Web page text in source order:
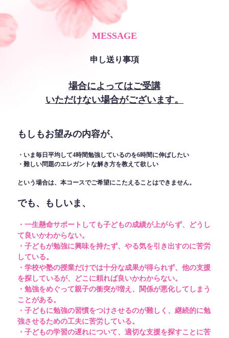
MESSAGE
申し送り事項
場合によってはご受講
いただけない場合がございます。
もしもお望みの内容が、
・いま毎日平均して4時間勉強しているのを6時間に伸ばしたい
・難しい問題のエレガントな解き方を教えて欲しい
という場合は、本コースでご希望にこたえることはできません。
でも、もしいま、
・一生懸命サポートしても子どもの成績が上がらず、どうし
て良いかわからない。
・子どもが勉強に興味を持たず、やる気を引き出すのに苦労
している。
・学校や塾の授業だけでは十分な成果が得られず、他の支援
を探しているが、どこに頼れば良いかわからない。
・勉強をめぐって親子の衝突が増え、関係が悪化してしまう
ことがある。
・子どもに勉強の習慣をつけさせるのが難しく、継続的に勉
強させるための工夫に苦労している。
・子どもの学習の遅れについて、適切な支援を探すことに苦